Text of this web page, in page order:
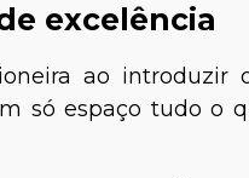
excelência
ao introduzir
só espaço tudo o
Dra.